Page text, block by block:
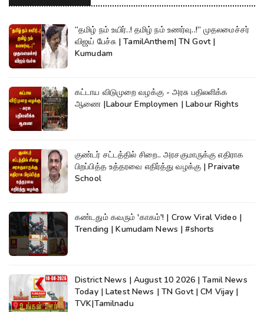
“தமிழ் நம் உயிர்..! தமிழ் நம் உணர்வு..!” முதலமைச்சர்
விஜய் பேச்சு | TamilAnthem| TN Govt |
Kumudam
கட்டாய விடுமுறை வழக்கு - அரசு பதிலளிக்க
ஆணை |Labour Employmen | Labour Rights
குண்டர் சட்டத்தில் சிறை.. அரசகுமாருக்கு எதிராக
பிறப்பித்த உத்தரவை எதிர்த்து வழக்கு | Praivate
School
கண்டதும் கவரும் 'காகம்'! | Crow Viral Video |
Trending | Kumudam News | #shorts
District News | August 10 2026 | Tamil News
Today | Latest News | TN Govt | CM Vijay |
TVK|Tamilnadu